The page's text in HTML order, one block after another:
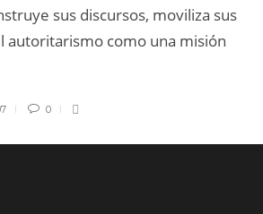
sus discursos, moviliza sus
autoritarismo como una misión
0